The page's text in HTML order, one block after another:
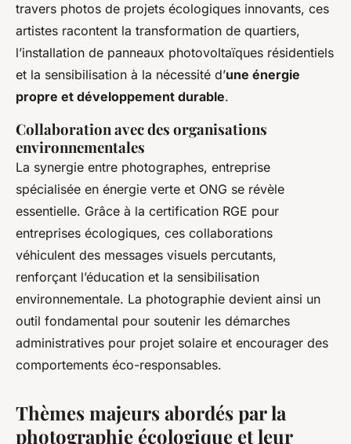
travers photos de projets écologiques innovants, ces
artistes racontent la transformation de quartiers,
l’installation de panneaux photovoltaïques résidentiels
et la sensibilisation à la nécessité d’une énergie
propre et développement durable.
Collaboration avec des organisations
environnementales
La synergie entre photographes, entreprise
spécialisée en énergie verte et ONG se révèle
essentielle. Grâce à la certification RGE pour
entreprises écologiques, ces collaborations
véhiculent des messages visuels percutants,
renforçant l’éducation et la sensibilisation
environnementale. La photographie devient ainsi un
outil fondamental pour soutenir les démarches
administratives pour projet solaire et encourager des
comportements éco-responsables.
Thèmes majeurs abordés par la
photographie écologique et leur